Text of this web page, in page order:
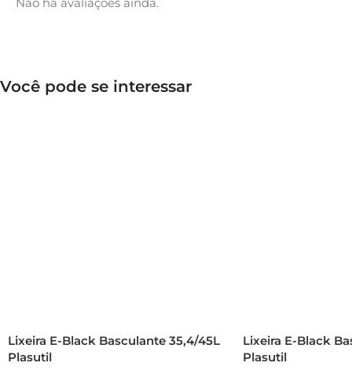
Você pode se interessar
Lixeira E-Black Basculante 35,4/45L
Plasutil
Lixeira E-Black
Plasutil